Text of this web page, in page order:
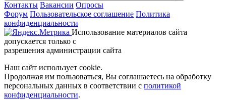
Контакты Вакансии Опросы
Форум Пользовательское соглашение Политика
конфиденциальности
Использование материалов сайта
допускается только с
разрешения администрации сайта
Наш сайт использует cookie.
Продолжая им пользоваться, Вы соглашаетесь на обработку
персональных данных в соответствии с политикой
конфиденциальности.